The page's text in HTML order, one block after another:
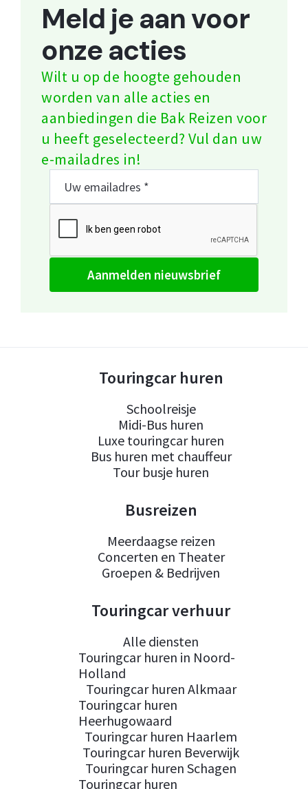
Meld je aan voor
onze acties
Wilt u op de hoogte gehouden
worden van alle acties en
aanbiedingen die Bak Reizen voor
u heeft geselecteerd? Vul dan uw
e-mailadres in!
aanmelden nieuwsbrief
Touringcar huren
Schoolreisje
Midi-Bus huren
Luxe touringcar huren
Bus huren met chauffeur
Tour busje huren
Busreizen
Meerdaagse reizen
Concerten en Theater
Groepen & Bedrijven
Touringcar verhuur
Alle diensten
Touringcar huren in Noord-
Holland
Touringcar huren Alkmaar
Touringcar huren
Heerhugowaard
Touringcar huren Haarlem
Touringcar huren Beverwijk
Touringcar huren Schagen
Touringcar huren